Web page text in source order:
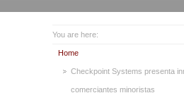
You are here:
Home
Checkpoint Systems presenta
comerciantes minoristas